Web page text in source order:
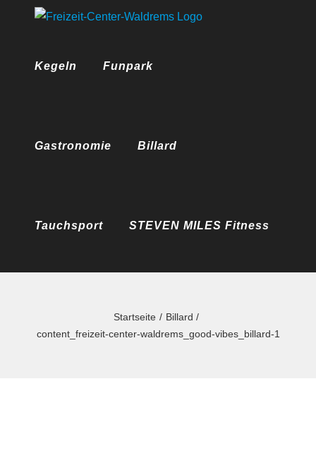
Kegeln
Funpark
Gastronomie Billard
Tauchsport STEVEN MILES Fitness
Startseite
Billard
content_freizeit-center-waldrems_good-vibes_billard-1